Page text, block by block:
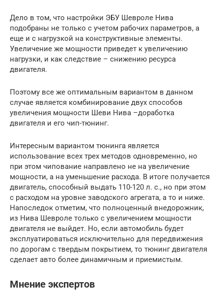
Дело в том, что настройки ЭБУ Шевроле Нива
подобраны не только с учетом рабочих параметров, а
еще и с нагрузкой на конструктивные элементы.
Увеличение же мощности приведет к увеличению
нагрузки, и как следствие – снижению ресурса
двигателя.
Поэтому все же оптимальным вариантом в данном
случае является комбинирование двух способов
увеличения мощности Шеви Нива –доработка
двигателя и его чип-тюнинг.
Интересным вариантом тюнинга является
использование всех трех методов одновременно, но
при этом чипование направлено не на увеличение
мощности, а на уменьшение расхода. В итоге получается
двигатель, способный выдать 110-120 л. с., но при этом
с расходом на уровне заводского агрегата, а то и ниже.
Напоследок отметим, что полноценный внедорожник,
из Нива Шевроле только с увеличением мощности
двигателя не выйдет. Но, если автомобиль будет
эксплуатироваться исключительно для передвижения
по дорогам с твердым покрытием, то тюнинг двигателя
сделает авто более динамичным и приемистым.
Мнение экспертов